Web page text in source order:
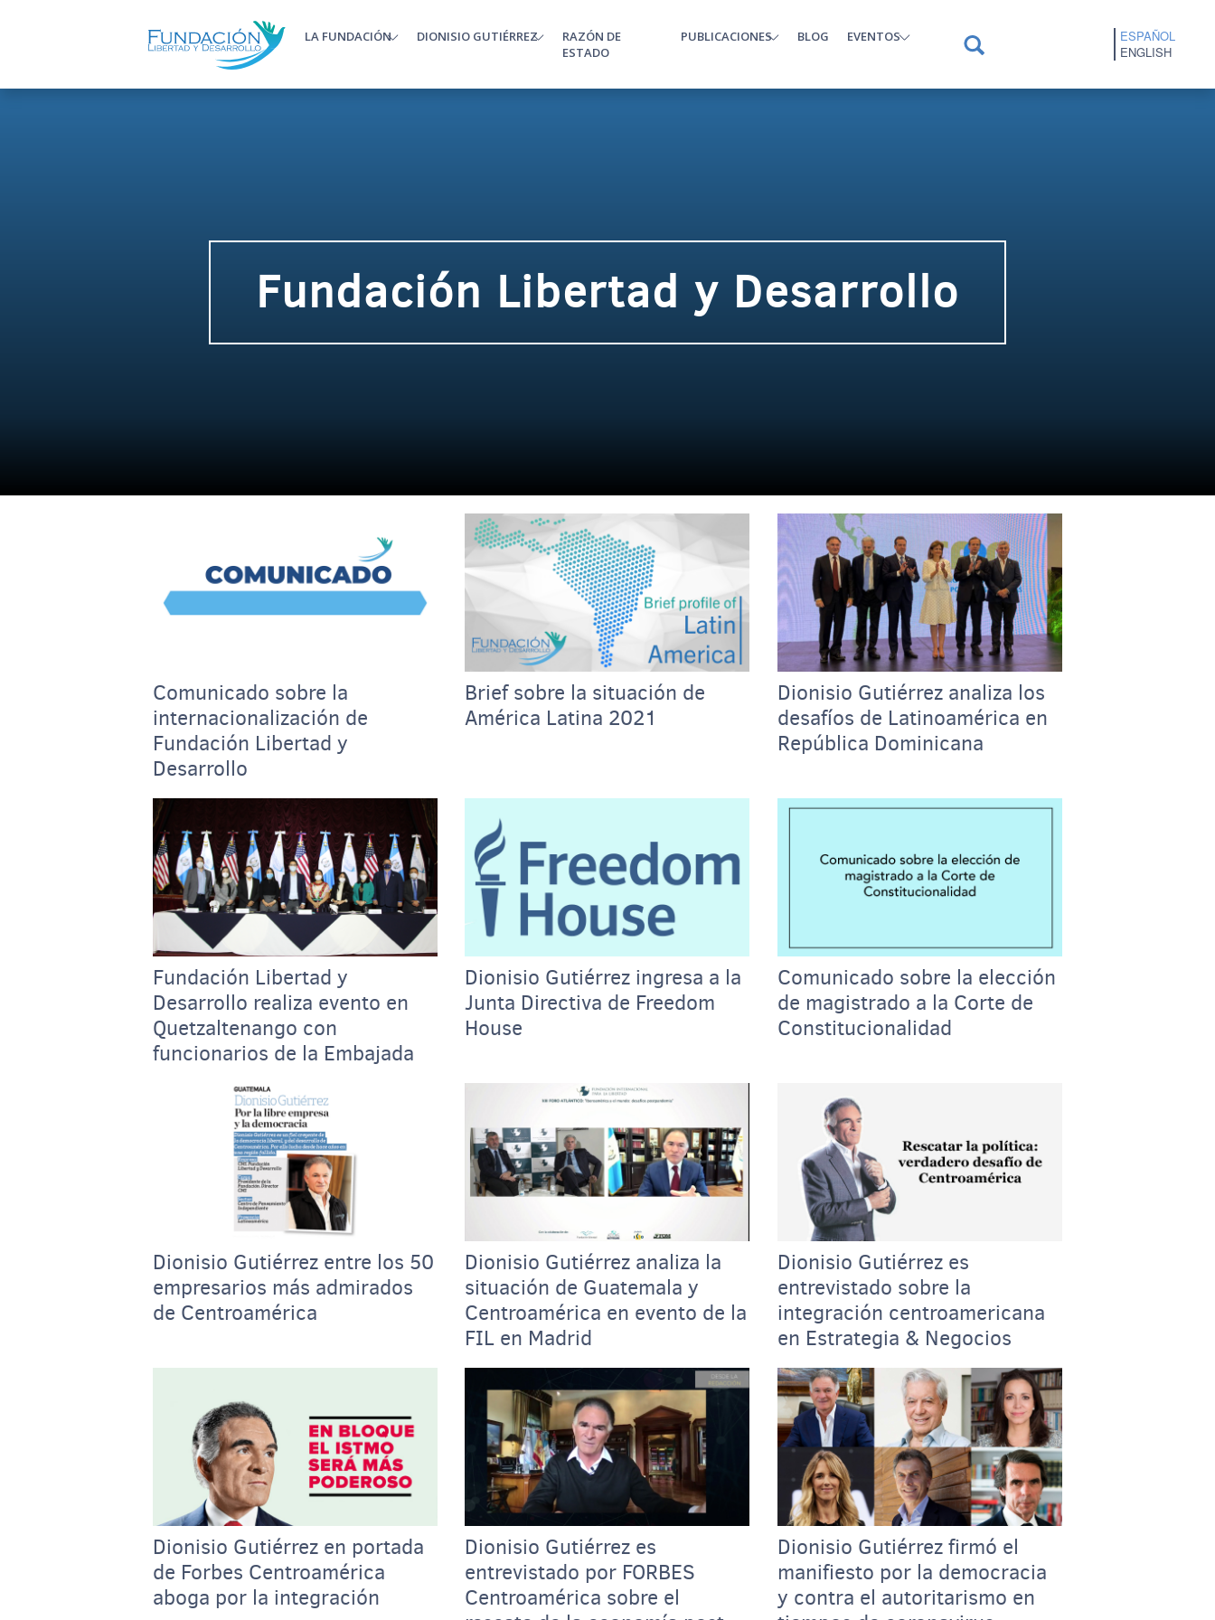
LA FUNDACIÓN DIONISIO GUTIÉRREZ
RAZÓN DE
ESTADO
PUBLICACIONES BLOG EVENTOS
ESPAÑOL
ENGLISH
Fundación Libertad y Desarrollo
Comunicado sobre la
internacionalización de
Fundación Libertad y
Desarrollo
Brief sobre la situación de
América Latina 2021
Dionisio Gutiérrez analiza los
desafíos de Latinoamérica en
República Dominicana
Fundación Libertad y
Desarrollo realiza evento en
Quetzaltenango con
funcionarios de la Embajada
Dionisio Gutiérrez ingresa a la
Junta Directiva de Freedom
House
Comunicado sobre la elección
de magistrado a la Corte de
Constitucionalidad
Dionisio Gutiérrez entre los 50
empresarios más admirados
de Centroamérica
Dionisio Gutiérrez analiza la
situación de Guatemala y
Centroamérica en evento de la
FIL en Madrid
Dionisio Gutiérrez es
entrevistado sobre la
integración centroamericana
en Estrategia & Negocios
Dionisio Gutiérrez en portada
de Forbes Centroamérica
aboga por la integración
Dionisio Gutiérrez es
entrevistado por FORBES
Centroamérica sobre el
Dionisio Gutiérrez firmó el
manifiesto por la democracia
y contra el autoritarismo en